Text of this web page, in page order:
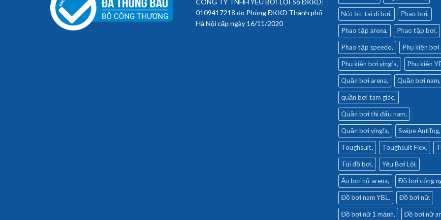
0109417218 do Phòng ĐKKD Thành phố
Hà Nội cấp ngày 16/11/2020
Nút bịt tai đi bơi Phao bơi
Phao tập arena Phao tập bơi
Phao tập speedo Phụ kiện bơi
Phụ kiện bơi yingfa Phụ kiện
Quần bơi arena Quần bơi nam
quần bơi tam giác
Quần bơi thi đấu nam
Quần bơi yingfa Swipe Antifog
Toughsuit Toughsuit Flex
Túi đồ bơi Yêu Bơi Lội
Áo bơi nữ arena Đồ bơi công
Đồ bơi nam YBL Đồ bơi nữ
Đồ bơi nữ 1 mảnh Đồ bơi nữ